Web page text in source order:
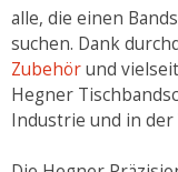
alle, die einen
suchen. Dank
Zubehörund
Hegner
Industrie und in der